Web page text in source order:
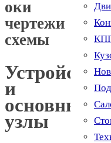
оки
чертежи
схемы
Устройство
и
основные
узлы